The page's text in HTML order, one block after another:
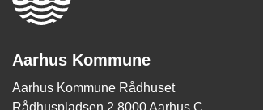
Aarhus Kommune
Aarhus Kommune Rådhuset
Rådhuspladsen 2 8000 Aarhus C